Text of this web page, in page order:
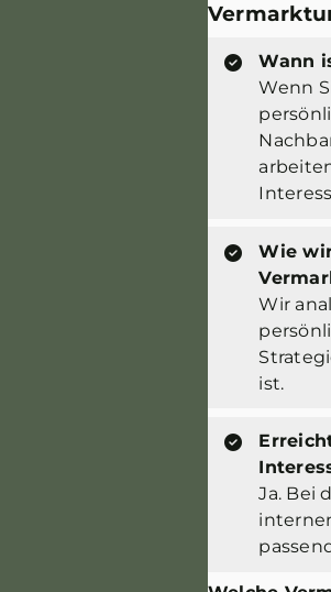
Wann
Wenn
Wie
Wir
ist.
Ja. Bei